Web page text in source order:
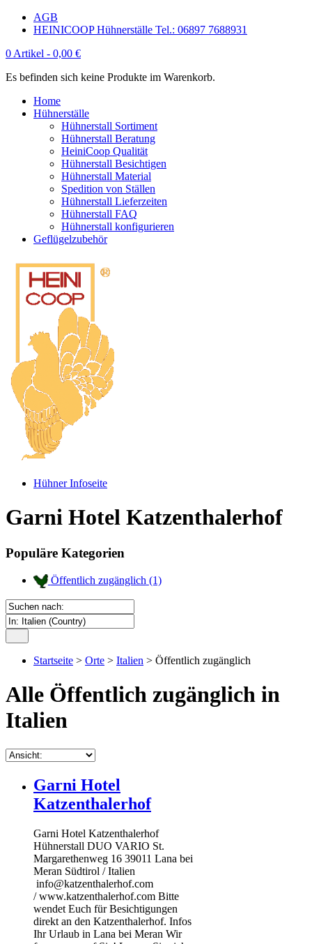
AGB
HEINICOOP Hühnerställe Tel.: 06897 7688931
0 Artikel - 0,00 €
Es befinden sich keine Produkte im Warenkorb.
Home
Hühnerställe
Hühnerstall Sortiment
Hühnerstall Beratung
HeiniCoop Qualität
Hühnerstall Besichtigen
Hühnerstall Material
Spedition von Ställen
Hühnerstall Lieferzeiten
Hühnerstall FAQ
Hühnerstall konfigurieren
Geflügelzubehör
Hühner Infoseite
Garni Hotel Katzenthalerhof
Populäre Kategorien
Öffentlich zugänglich (1)
Startseite > Orte > Italien > Öffentlich zugänglich
Alle Öffentlich zugänglich in
Italien
Garni Hotel
Katzenthalerhof
Garni Hotel Katzenthalerhof
Hühnerstall DUO VARIO St.
Margarethenweg 16 39011 Lana bei
Meran Südtirol / Italien
info@katzenthalerhof.com
/ www.katzenthalerhof.com Bitte
wendet Euch für Besichtigungen
direkt an den Katzenthalerhof. Infos
Ihr Urlaub in Lana bei Meran Wir